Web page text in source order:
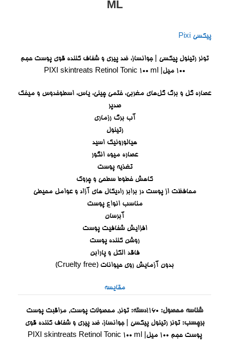
ML
پیکسی Pixi
تونر رتینول پیکسی | جوانساز، ضد پیری و شفاف کننده قوی پوست حجم
۱۰۰ میل| PIXI skintreats Retinol Tonic 100 ml
عصاره گل و برگ گل‌های مغربی، ختمی چینی، یاس، اسطوخدوس و میخک
صدپر
آب برگ رزماری
رتینول
هیالورونیک اسید
عصاره میوه انگور
تغذیه پوست
کاهش خطوط سطحی و چروک
محافظت از پوست در برابر رادیکال های آزاد و عوامل محیطی
مناسب انواع پوست
آبرسان
افزایش شفافیت پوست
روشن کننده پوست
فاقد الکل و پارابن
بدون آزمایش روی حیوانات (Cruelty free)
مقایسه
شناسه محصول: 1160دسته: تونر, محصولات پوست, مراقبت پوست
برچسب: تونر رتینول پیکسی | جوانساز، ضد پیری و شفاف کننده قوی
پوست حجم ۱۰۰ میل| PIXI skintreats Retinol Tonic 100 ml